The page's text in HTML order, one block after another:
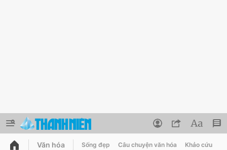
Văn hóa Sống đẹp Câu chuyện văn hóa Khảo cứu